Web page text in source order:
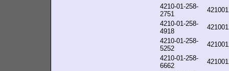
4210-01-258-
2751
4210-01-258-
4918
4210-01-258-
5252
4210-01-258-
6662